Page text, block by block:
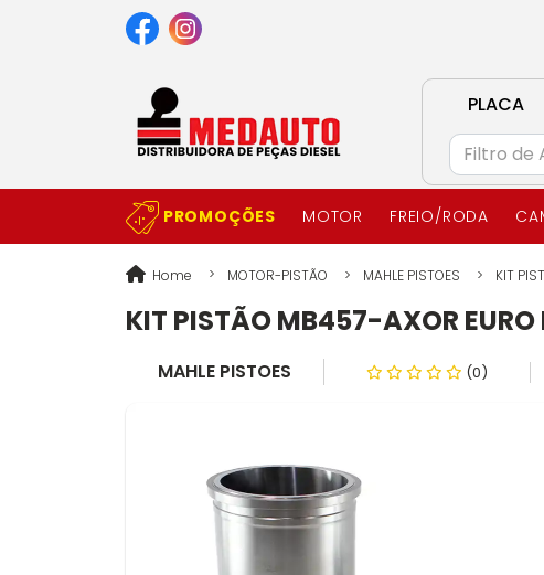
PLACA
PROMOÇÕES MOTOR FREIO/RODA
Home MOTOR-PISTÃO MAHLE PISTOES KIT
KIT PISTÃO MB457-AXOR
MAHLE PISTOES (0)